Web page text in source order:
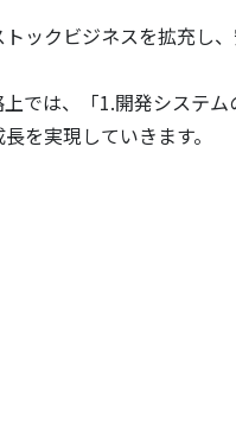
ックビジネスを拡充し
は、「1.開発システム
を実現していきます。